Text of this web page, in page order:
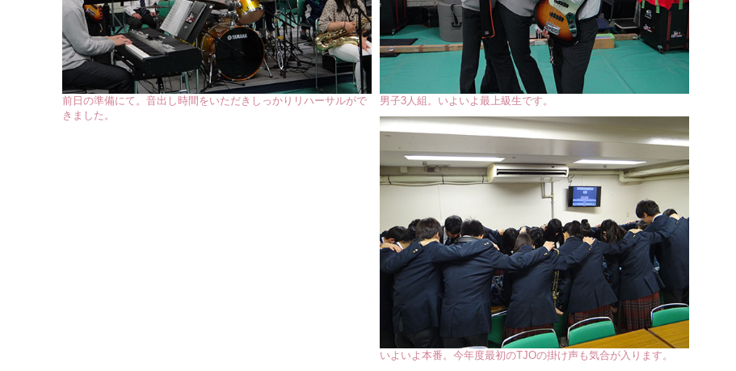
前日の準備にて。音出し時間をいただきしっかりリハーサルがで
きました。
男子3人組。いよいよ最上級生です。
いよいよ本番。今年度最初のTJOの掛け声も気合が入ります。